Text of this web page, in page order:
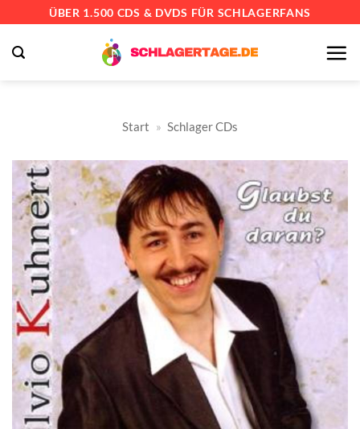
springen
ÜBER 1.500 CDS & DVDS FÜR SCHLAGERFANS
Start » Schlager CDs